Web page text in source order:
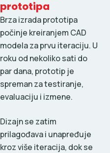
prototipa
Brza izrada prototipa
počinje kreiranjem CAD
modela za prvu iteraciju. U
roku od nekoliko sati do
par dana, prototip je
spreman za testiranje,
evaluaciju i izmene.
Dizajn se zatim
prilagođava i unapređuje
kroz više iteracija, dok se